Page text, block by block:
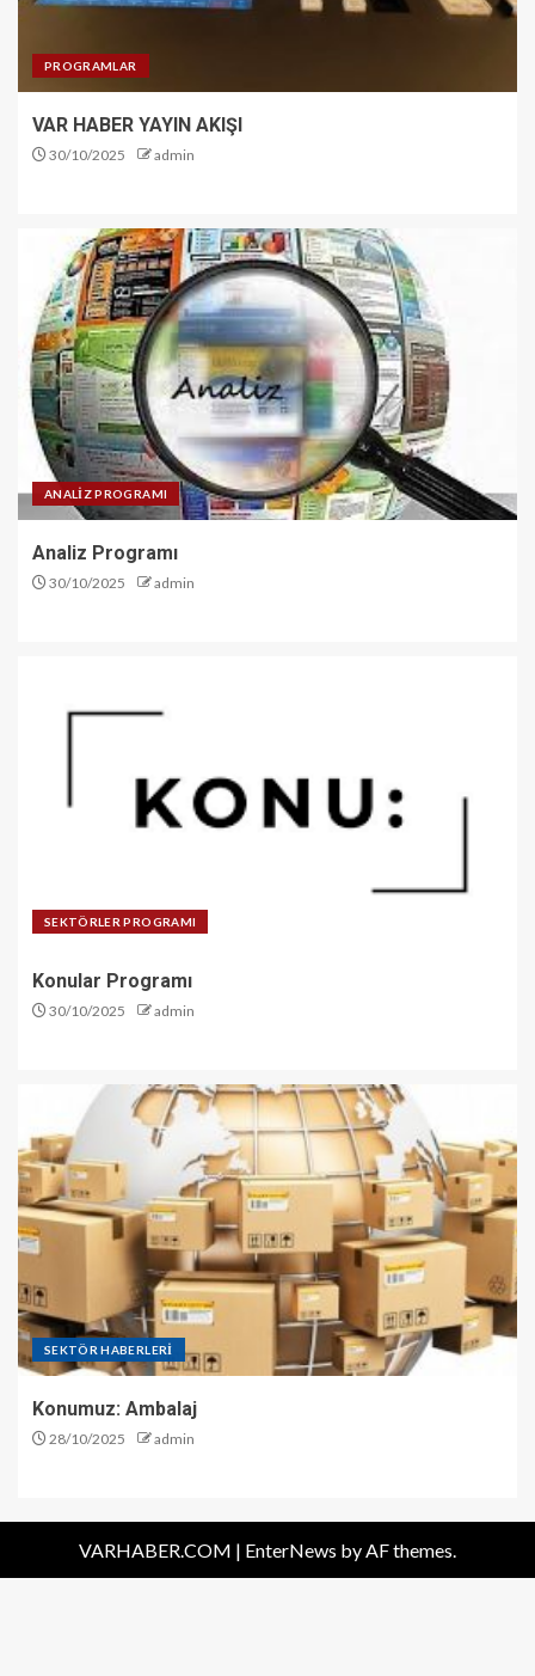
PROGRAMLAR
VAR HABER YAYIN AKIŞI
30/10/2025 admin
ANALİZ PROGRAMI
Analiz Programı
30/10/2025 admin
SEKTÖRLER PROGRAMI
Konular Programı
30/10/2025 admin
SEKTÖR HABERLERİ
Konumuz: Ambalaj
28/10/2025 admin
VARHABER.COM | EnterNews by AF themes.